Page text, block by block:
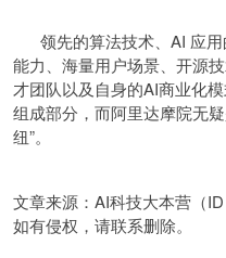
领先的算法技术、AI 应
能力、海量用户场景、开源
才团队以及自身的AI商业化
组成部分，而阿里达摩院无
纽”。
文章来源：AI科技大本营（
如有侵权，请联系删除。